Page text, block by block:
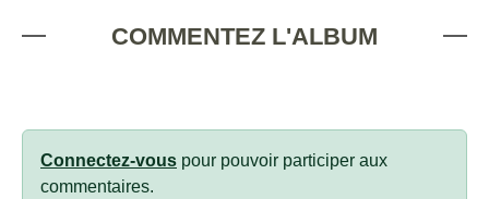
COMMENTEZ L'ALBUM
Connectez-vous pour pouvoir participer aux
commentaires.